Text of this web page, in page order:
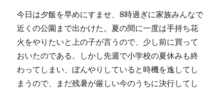
今日は夕飯を早めにすませ、8時過ぎに家族みんなで
近くの公園まで出かけた。夏の間に一度は手持ち花
火をやりたいと上の子が言うので、少し前に買って
おいたのである。しかし先週で小学校の夏休みも終
わってしまい、ぼんやりしていると時機を逸してし
まうので、まだ残暑が厳しい今のうちに決行してし